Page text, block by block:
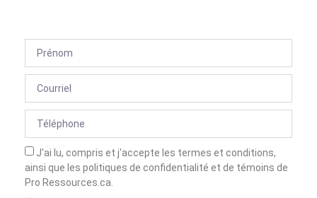
J'ai lu, compris et j'accepte les termes et conditions,
ainsi que les politiques de confidentialité et de témoins de
Pro Ressources.ca.